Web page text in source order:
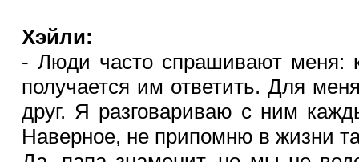
Хэйли:
- Люди часто спрашивают меня:
получается им ответить. Для
друг. Я разговариваю с ним
Наверное, не припомню в жизни